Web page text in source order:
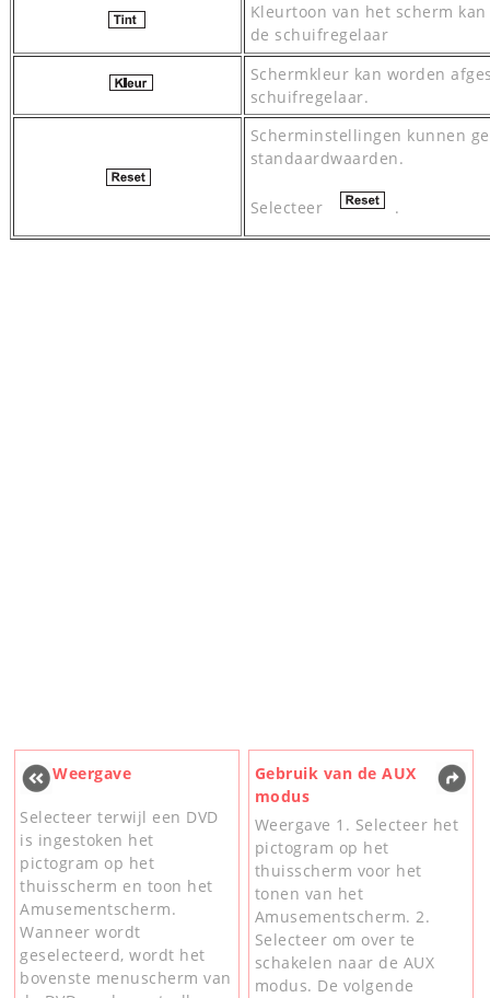
Kleurtoon van het scherm
de schuifregelaar
Schermkleur kan worden
schuifregelaar.
Scherminstellingen kunnen
standaardwaarden.
Selecteer .
Weergave
Selecteer terwijl een DVD
is ingestoken het
pictogram op het
thuisscherm en toon het
Amusementscherm.
Wanneer wordt
geselecteerd, wordt het
bovenste menuscherm van
Gebruik van de AUX
modus
Weergave 1. Selecteer het
pictogram op het
thuisscherm voor het
tonen van het
Amusementscherm. 2.
Selecteer om over te
schakelen naar de AUX
modus. De volgende